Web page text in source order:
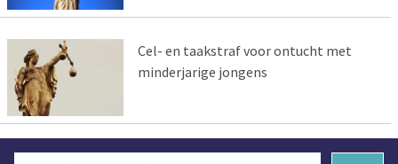
Cel- en taakstraf voor ontucht met
minderjarige jongens